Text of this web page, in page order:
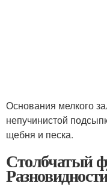
Основания мелкого
непучинистой
щебня и песка.
Столбчатый